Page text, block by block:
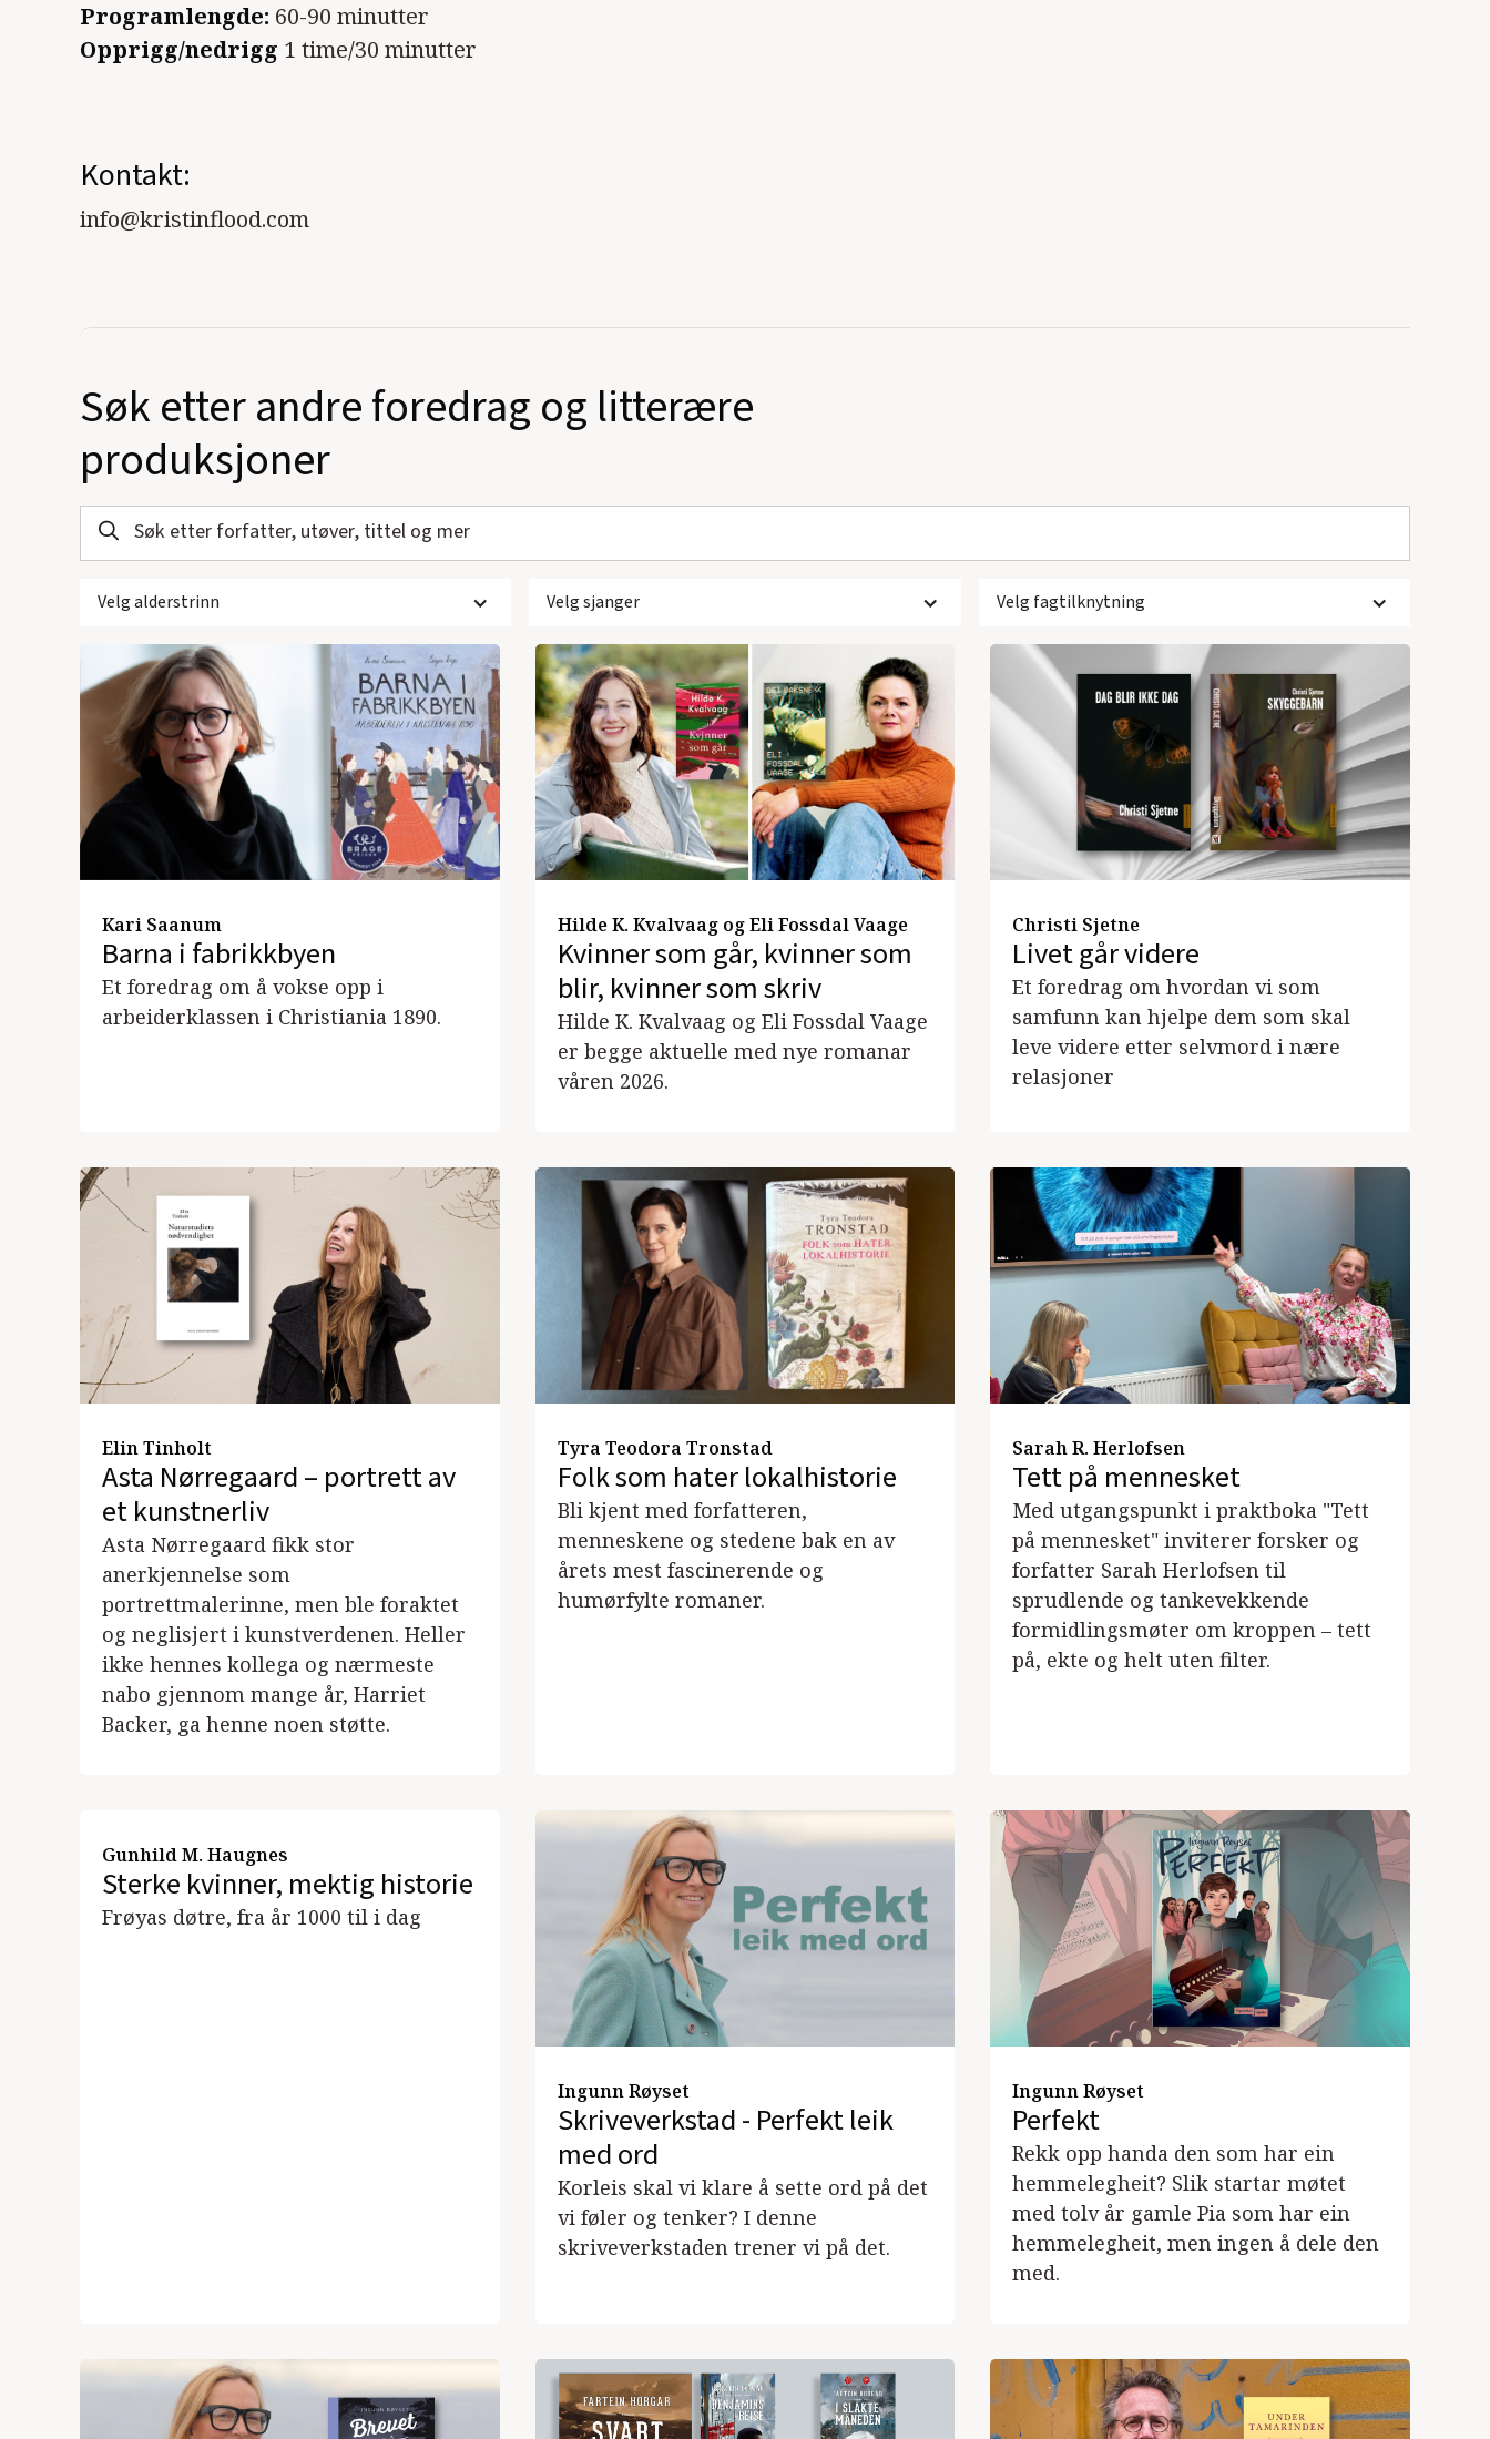
Programlengde: 60-90 minutter
Opprigg/nedrigg 1 time/30 minutter
Kontakt:
info@kristinflood.com
Søk etter andre foredrag og litterære
produksjoner
Velg alderstrinn Velg sjanger Velg fagtilknytning
Kari Saanum
Barna i fabrikkbyen
Et foredrag om å vokse opp i
arbeiderklassen i Christiania 1890.
Hilde K. Kvalvaag og Eli Fossdal Vaage
Kvinner som går, kvinner som
blir, kvinner som skriv
Hilde K. Kvalvaag og Eli Fossdal Vaage
er begge aktuelle med nye romanar
våren 2026.
Christi Sjetne
Livet går videre
Et foredrag om hvordan vi som
samfunn kan hjelpe dem som skal
leve videre etter selvmord i nære
relasjoner
Elin Tinholt
Asta Nørregaard – portrett av
et kunstnerliv
Asta Nørregaard fikk stor
anerkjennelse som
portrettmalerinne, men ble foraktet
og neglisjert i kunstverdenen. Heller
ikke hennes kollega og nærmeste
nabo gjennom mange år, Harriet
Backer, ga henne noen støtte.
Tyra Teodora Tronstad
Folk som hater lokalhistorie
Bli kjent med forfatteren,
menneskene og stedene bak en av
årets mest fascinerende og
humørfylte romaner.
Sarah R. Herlofsen
Tett på mennesket
Med utgangspunkt i praktboka "Tett
på mennesket" inviterer forsker og
forfatter Sarah Herlofsen til
sprudlende og tankevekkende
formidlingsmøter om kroppen – tett
på, ekte og helt uten filter.
Gunhild M. Haugnes
Sterke kvinner, mektig historie
Frøyas døtre, fra år 1000 til i dag
Ingunn Røyset
Skriveverkstad - Perfekt leik
med ord
Korleis skal vi klare å sette ord på det
vi føler og tenker? I denne
skriveverkstaden trener vi på det.
Ingunn Røyset
Perfekt
Rekk opp handa den som har ein
hemmelegheit? Slik startar møtet
med tolv år gamle Pia som har ein
hemmelegheit, men ingen å dele den
med.